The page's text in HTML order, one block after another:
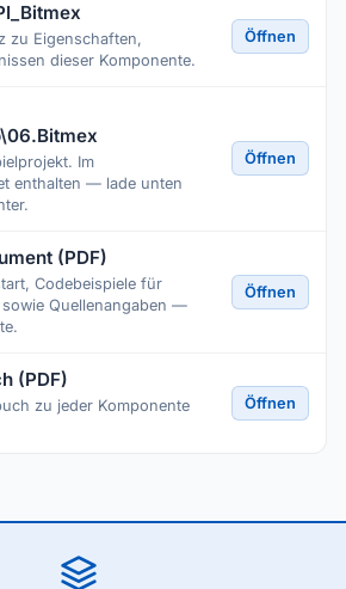
zu Eigenschaften,
dieser Komponente.
Öffnen
Im
enthalten — lade unten
Öffnen
(PDF)
Codebeispiele für
sowie Quellenangaben —
Öffnen
(PDF)
zu jeder Komponente
Öffnen